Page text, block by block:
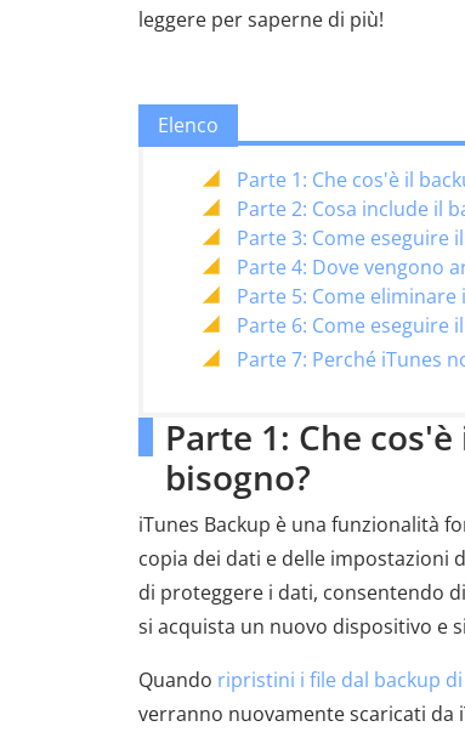
leggere per saperne di più!
Elenco
Parte 1: Che cos'è il
Parte 2: Cosa include il
Parte 3: Come eseguire
Parte 4: Dove vengono
Parte 5: Come eliminare
Parte 6: Come eseguire
Parte 7: Perché iTunes
Parte 1: Che
bisogno?
iTunes Backup è una funzionalità
copia dei dati e delle impostazioni
di proteggere i dati, consentendo
si acquista un nuovo dispositivo e
Quando ripristini i file dal backup
verranno nuovamente scaricati da